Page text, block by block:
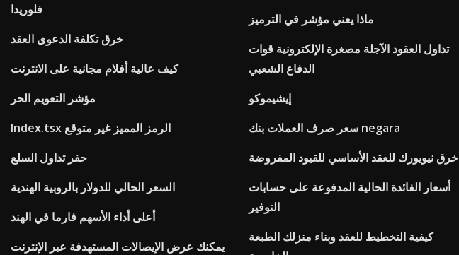
فلوريدا
خرق تكلفة الدعوى العقد
كيف عالية أفلام مجانية على الانترنت
مؤشر التعويم الحر
Index.tsx الرمز المميز غير متوقع
حفر تداول السلع
السعر الحالي للدولار بالروبية الهندية
أعلى أداء الأسهم فارما في الهند
يمكنك عرض الإيصالات المستهدفة عبر الإنترنت
ماذا يعني مؤشر في الترميز
تداول العقود الآجلة مصغرة الإلكترونية قوات
الدفاع الشعبي
إيشيموكو
سعر صرف العملات بنك negara
خرق نيويورك للعقد الأساسي للقيود المفروضة
أسعار الفائدة الحالية المدفوعة على حسابات
التوفير
كيفية التخطيط للعقد وبناء منزلك الطبعة